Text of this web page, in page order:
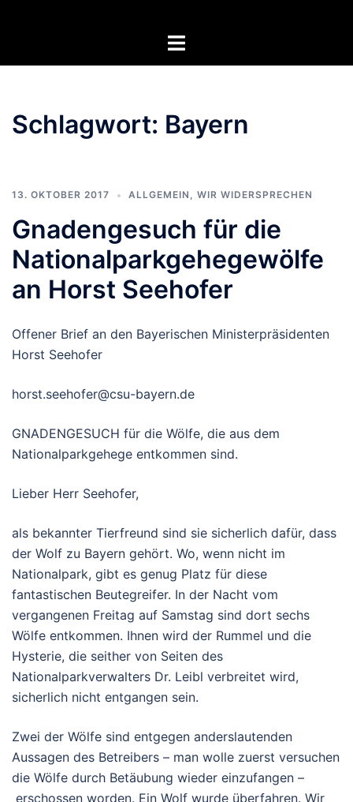
Menü
Schlagwort: Bayern
13. OKTOBER 2017 ALLGEMEIN , WIR WIDERSPRECHEN
Gnadengesuch für die
Nationalparkgehegewölfe
an Horst Seehofer
Offener Brief an den Bayerischen Ministerpräsidenten
Horst Seehofer
horst.seehofer@csu-bayern.de
GNADENGESUCH für die Wölfe, die aus dem
Nationalparkgehege entkommen sind.
Lieber Herr Seehofer,
als bekannter Tierfreund sind sie sicherlich dafür, dass
der Wolf zu Bayern gehört. Wo, wenn nicht im
Nationalpark, gibt es genug Platz für diese
fantastischen Beutegreifer. In der Nacht vom
vergangenen Freitag auf Samstag sind dort sechs
Wölfe entkommen. Ihnen wird der Rummel und die
Hysterie, die seither von Seiten des
Nationalparkverwalters Dr. Leibl verbreitet wird,
sicherlich nicht entgangen sein.
Zwei der Wölfe sind entgegen anderslautenden
Aussagen des Betreibers – man wolle zuerst versuchen
die Wölfe durch Betäubung wieder einzufangen –
erschossen worden. Ein Wolf wurde überfahren. Wir